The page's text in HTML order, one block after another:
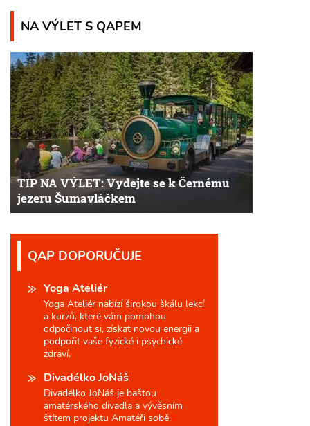
NA VÝLET S QAPEM
TIP NA VÝLET: Vydejte se k Černému
jezeru Šumavláčkem
QAP DOPORUČUJE
Yoga Ateliér
Yoga Ateliér nabízí širokou škálu lekcí
a kurzů, které vám pomohou
odpočinout si, získat novou energii a
podpořit vaše fyzické i psychické
zdraví.
Divadélko JoNáš
Divadélko JoNáš je baštou
amatérského divadla a vývěsním
štítem projektu Amatéři sobě.